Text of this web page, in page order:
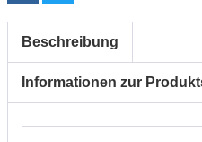
Beschreibung
Informationen zur